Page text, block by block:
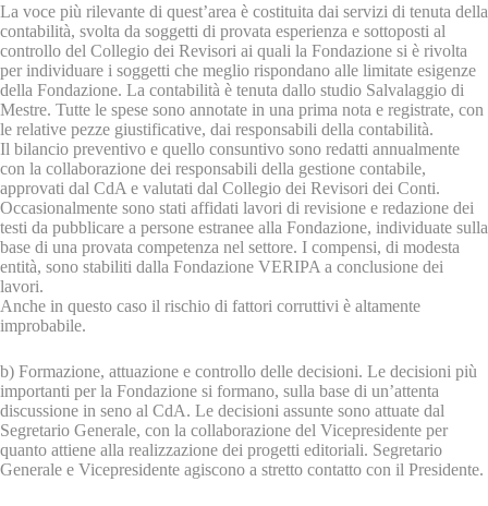
La voce più rilevante di quest’area è costituita dai servizi di tenuta della
contabilità, svolta da soggetti di provata esperienza e sottoposti al
controllo del Collegio dei Revisori ai quali la Fondazione si è rivolta
per individuare i soggetti che meglio rispondano alle limitate esigenze
della Fondazione. La contabilità è tenuta dallo studio Salvalaggio di
Mestre. Tutte le spese sono annotate in una prima nota e registrate, con
le relative pezze giustificative, dai responsabili della contabilità.
Il bilancio preventivo e quello consuntivo sono redatti annualmente
con la collaborazione dei responsabili della gestione contabile,
approvati dal CdA e valutati dal Collegio dei Revisori dei Conti.
Occasionalmente sono stati affidati lavori di revisione e redazione dei
testi da pubblicare a persone estranee alla Fondazione, individuate sulla
base di una provata competenza nel settore. I compensi, di modesta
entità, sono stabiliti dalla Fondazione VERIPA a conclusione dei
lavori.
Anche in questo caso il rischio di fattori corruttivi è altamente
improbabile.
b) Formazione, attuazione e controllo delle decisioni. Le decisioni più
importanti per la Fondazione si formano, sulla base di un’attenta
discussione in seno al CdA. Le decisioni assunte sono attuate dal
Segretario Generale, con la collaborazione del Vicepresidente per
quanto attiene alla realizzazione dei progetti editoriali. Segretario
Generale e Vicepresidente agiscono a stretto contatto con il Presidente.